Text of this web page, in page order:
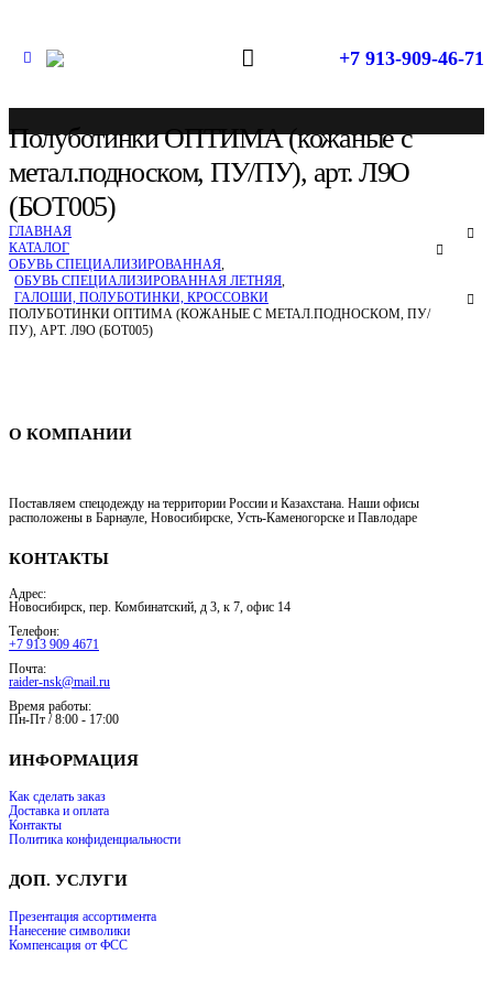
+7 913-909-46-71
Полуботинки ОПТИМА (кожаные с
метал.подноском, ПУ/ПУ), арт. Л9О
(БОТ005)
ГЛАВНАЯ
КАТАЛОГ
ОБУВЬ СПЕЦИАЛИЗИРОВАННАЯ,
ОБУВЬ СПЕЦИАЛИЗИРОВАННАЯ ЛЕТНЯЯ,
ГАЛОШИ, ПОЛУБОТИНКИ, КРОССОВКИ
ПОЛУБОТИНКИ ОПТИМА (КОЖАНЫЕ С МЕТАЛ.ПОДНОСКОМ, ПУ/
ПУ), АРТ. Л9О (БОТ005)
Спецодежда в Новосибирске
О КОМПАНИИ
Поставляем спецодежду на территории России и Казахстана. Наши офисы
расположены в Барнауле, Новосибирске, Усть-Каменогорске и Павлодаре
КОНТАКТЫ
Адрес:
Новосибирск, пер. Комбинатский, д 3, к 7, офис 14
Телефон:
+7 913 909 4671
Почта:
raider-nsk@mail.ru
Время работы:
Пн-Пт / 8:00 - 17:00
ИНФОРМАЦИЯ
Как сделать заказ
Доставка и оплата
Контакты
Политика конфиденциальности
ДОП. УСЛУГИ
Презентация ассортимента
Нанесение символики
Компенсация от ФСС